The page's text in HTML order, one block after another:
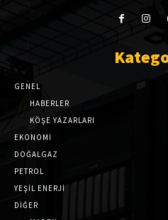
GENEL
HABERLER
KÖŞE YAZARLARI
EKONOMİ
DOĞALGAZ
PETROL
YEŞİL ENERJİ
DİĞER